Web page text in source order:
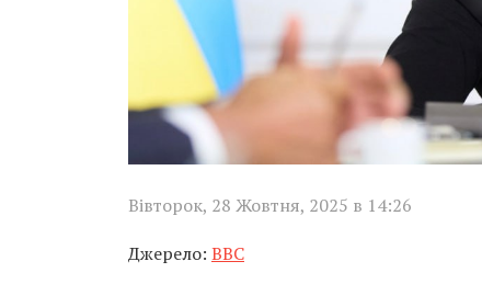
Вівторок, 28 Жовтня, 2025 в 14:26
Джерело: BBC